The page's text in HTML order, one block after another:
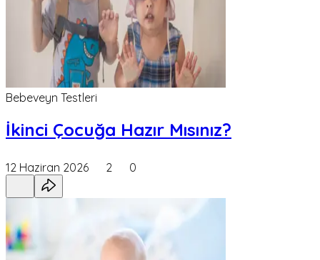
Bebeveyn Testleri
İkinci Çocuğa Hazır Mısınız?
12 Haziran 2026 2 0